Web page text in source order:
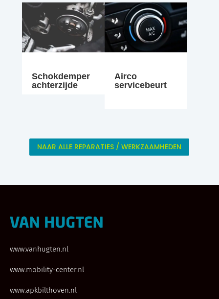
Schokdemper
achterzijde
Airco
servicebeurt
NAAR ALLE REPARATIES / WERKZAAMHEDEN
www.vanhugten.nl
www.mobility-center.nl
www.apkbilthoven.nl